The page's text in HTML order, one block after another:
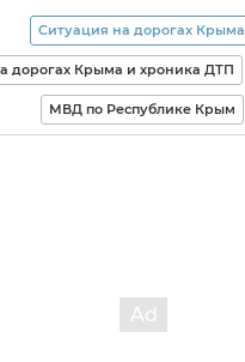
Ситуация на дорогах Крыма
дорогах Крыма и хроника ДТП
МВД по Республике Крым